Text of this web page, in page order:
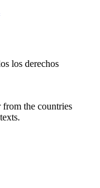
los derechos
the countries